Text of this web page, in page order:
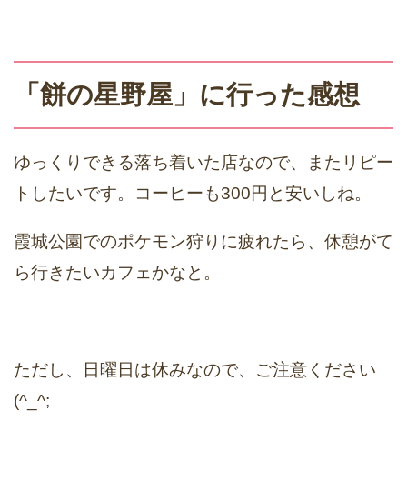
「餅の星野屋」に行った感想
ゆっくりできる落ち着いた店なので、またリピー
トしたいです。コーヒーも300円と安いしね。
霞城公園でのポケモン狩りに疲れたら、休憩がて
ら行きたいカフェかなと。
ただし、日曜日は休みなので、ご注意ください
(^_^;